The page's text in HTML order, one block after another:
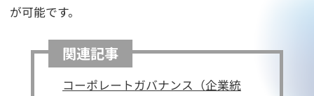
が可能です。
関連記事
コーポレートガバナンス（企業統